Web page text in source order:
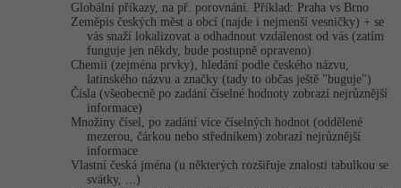
Kurzy e-commerce
Testování softwaru
Datová analýza
Digitální gramotnost
Kurzy designu
HTML/CSS -80%
Photoshop -80%
Příběhy absolventů
Globální příkazy, na př. porovnání. Příklad: Praha vs Brno
Zeměpis českých měst a obcí (najde i nejmenší vesničky) + se
vás snaží lokalizovat a odhadnout vzdálenost od vás (zatím
funguje jen někdy, bude postupně opraveno)
Chemii (zejména prvky), hledání podle českého názvu,
latinského názvu a značky (tady to občas ještě "buguje")
Čísla (všeobecně po zadání číselné hodnoty zobrazí nejrůznější
informace)
Množiny čísel, po zadání více číselných hodnot (oddělené
mezerou, čárkou nebo středníkem) zobrazí nejrůznější
informace
Vlastní česká jména (u některých rozšiřuje znalosti tabulkou se
svátky, ...)